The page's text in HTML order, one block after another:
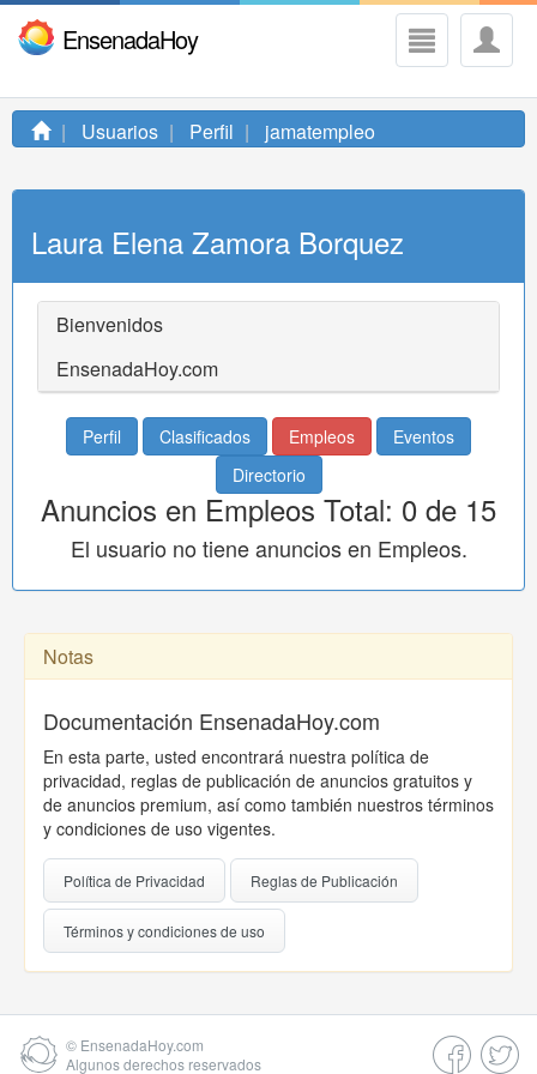
EnsenadaHoy
Usuarios Perfil jamatempleo
Laura Elena Zamora Borquez
Bienvenidos
EnsenadaHoy.com
Perfil Clasificados Empleos
Eventos
Directorio
Anuncios en Empleos Total: 0 de 15
El usuario no tiene anuncios en Empleos.
Notas
Documentación EnsenadaHoy.com
En esta parte, usted encontrará nuestra política de
privacidad, reglas de publicación de anuncios gratuitos y
de anuncios premium, así como también nuestros términos
y condiciones de uso vigentes.
Política de Privacidad Reglas de Publicación
Términos y condiciones de uso
© EnsenadaHoy.com
Algunos derechos reservados